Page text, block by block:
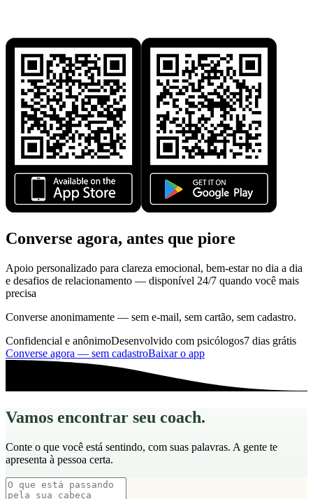
Converse agora, antes que piore
Apoio personalizado para clareza emocional, bem-estar no dia a dia
e desafios de relacionamento — disponível 24/7 quando você mais
precisa
Converse anonimamente — sem e-mail, sem cartão, sem cadastro.
Confidencial e anônimoDesenvolvido com psicólogos7 dias grátis
Converse agora — sem cadastroBaixar o app
Vamos encontrar seu coach.
Conte o que você está sentindo, com suas palavras. A gente te
apresenta à pessoa certa.